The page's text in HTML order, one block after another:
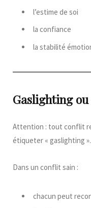
l’estime de soi
la confiance
la stabilité
Gaslighting
Attention : tout conflit
étiqueter « gaslighting ».
Dans un conflit sain :
chacun peut